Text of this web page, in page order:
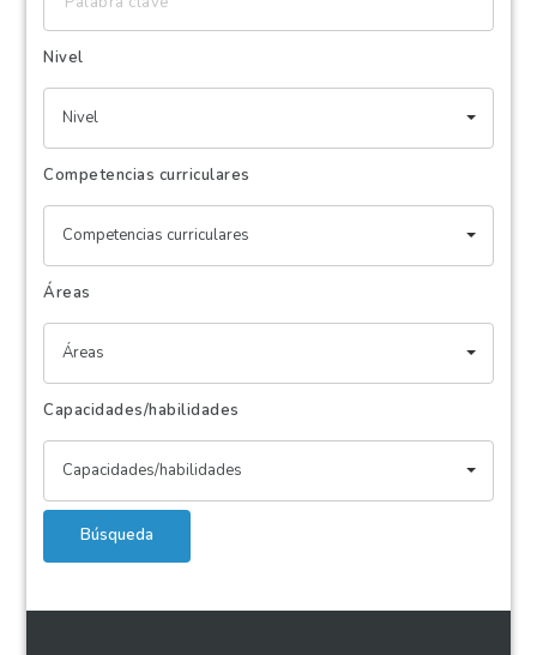
clave
Nivel
Nivel
Competencias curriculares
Competencias curriculares
Áreas
Áreas
Capacidades/habilidades
Capacidades/habilidades
Búsqueda